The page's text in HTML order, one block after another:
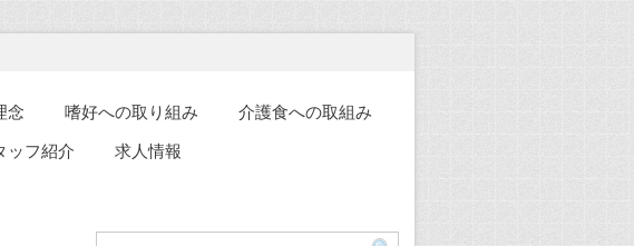
念 嗜好への取り組み 介護食への取組み
ッフ紹介 求人情報